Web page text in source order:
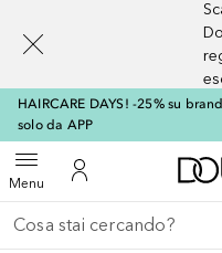
HAIRCARE DAYS! -25% su
solo da APP
MenuApri menuAl Mio Account
Torna indietro
Esegui ricerca